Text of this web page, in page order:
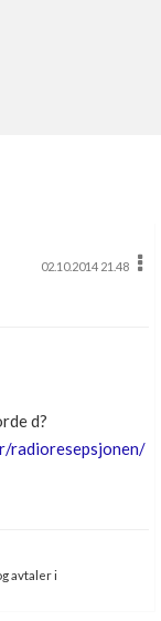
02.10.2014 21.48
d?
radioresepsjonen/
avtaler i